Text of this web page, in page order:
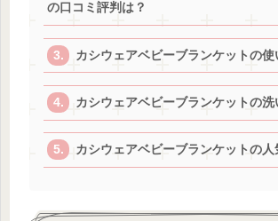
の口コミ評判は？
カシウェアベビーブランケットの使
カシウェアベビーブランケットの洗
カシウェアベビーブランケットの人